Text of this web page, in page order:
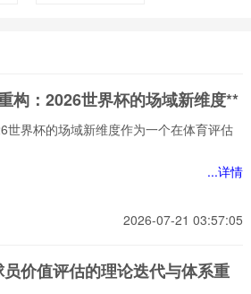
构：2026世界杯的场域新维度**
界杯的场域新维度作为一个在体育评估
...详情
2026-07-21 03:57:05
价值评估的理论迭代与体系重